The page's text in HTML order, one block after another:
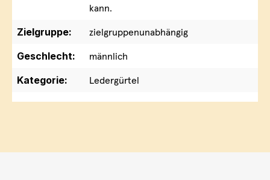
kann.
Zielgruppe:
zielgruppenunabhängig
Geschlecht:
männlich
Kategorie:
Ledergürtel